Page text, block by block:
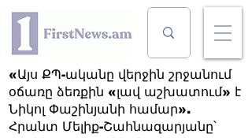
«Այս ՔՊ-ականը վերջին շրջանում
օճառը ձեռքին «լավ աշխատում» է
Նիկոլ Փաշինյանի համար».
Հրանտ Մելիք-Շահնազարյանը՝